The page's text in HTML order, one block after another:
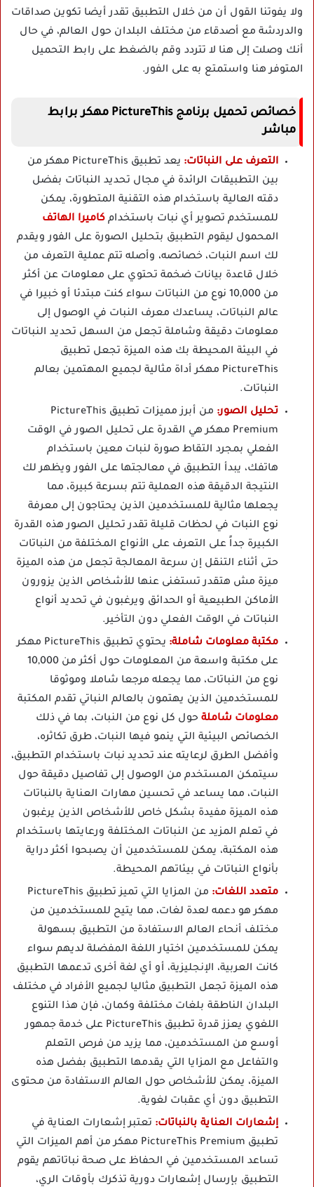
ولا يفوتنا القول أن من خلال التطبيق تقدر أيضا تكوين صداقات
والدردشة مع أصدقاء من مختلف البلدان حول العالم، في حال
أنك وصلت إلى هنا لا تتردد وقم بالضغط على رابط التحميل
المتوفر هنا واستمتع به على الفور.
خصائص تحميل برنامج PictureThis مهكر برابط
مباشر
التعرف على النباتات:
يعد تطبيق PictureThis مهكر من
بين التطبيقات الرائدة في مجال تحديد النباتات بفضل
دقته العالية باستخدام هذه التقنية المتطورة، يمكن
للمستخدم تصوير أي نبات باستخدام كاميرا الهاتف
المحمول ليقوم التطبيق بتحليل الصورة على الفور ويقدم
لك اسم النبات، خصائصه، وأصله تتم عملية التعرف من
خلال قاعدة بيانات ضخمة تحتوي على معلومات عن أكثر
من 10,000 نوع من النباتات سواء كنت مبتدئا أو خبيرا في
عالم النباتات، يساعدك معرف النبات في الوصول إلى
معلومات دقيقة وشاملة تجعل من السهل تحديد النباتات
في البيئة المحيطة بك هذه الميزة تجعل تطبيق
PictureThis مهكر أداة مثالية لجميع المهتمين بعالم
النباتات.
تحليل الصور:
من أبرز مميزات تطبيق PictureThis
Premium مهكر هي القدرة على تحليل الصور في الوقت
الفعلي بمجرد التقاط صورة لنبات معين باستخدام
هاتفك، يبدأ التطبيق في معالجتها على الفور ويظهر لك
النتيجة الدقيقة هذه العملية تتم بسرعة كبيرة، مما
يجعلها مثالية للمستخدمين الذين يحتاجون إلى معرفة
نوع النبات في لحظات قليلة تقدر تحليل الصور هذه القدرة
الكبيرة جداً على التعرف على الأنواع المختلفة من النباتات
حتى أثناء التنقل إن سرعة المعالجة تجعل من هذه الميزة
ميزة مش هتقدر تستغنى عنها للأشخاص الذين يزورون
الأماكن الطبيعية أو الحدائق ويرغبون في تحديد أنواع
النباتات في الوقت الفعلي دون التأخير.
مكتبة معلومات شاملة:
يحتوي تطبيق PictureThis مهكر
على مكتبة واسعة من المعلومات حول أكثر من 10,000
نوع من النباتات، مما يجعله مرجعا شاملا وموثوقا
للمستخدمين الذين يهتمون بالعالم النباتي تقدم المكتبة
معلومات شاملة حول كل نوع من النبات، بما في ذلك
الخصائص البيئية التي ينمو فيها النبات، طرق تكاثره،
وأفضل الطرق لرعايته عند تحديد نبات باستخدام التطبيق،
سيتمكن المستخدم من الوصول إلى تفاصيل دقيقة حول
النبات، مما يساعد في تحسين مهارات العناية بالنباتات
هذه الميزة مفيدة بشكل خاص للأشخاص الذين يرغبون
في تعلم المزيد عن النباتات المختلفة ورعايتها باستخدام
هذه المكتبة، يمكن للمستخدمين أن يصبحوا أكثر دراية
بأنواع النباتات في بيئاتهم المحيطة.
متعدد اللغات:
من المزايا التي تميز تطبيق PictureThis
مهكر هو دعمه لعدة لغات، مما يتيح للمستخدمين من
مختلف أنحاء العالم الاستفادة من التطبيق بسهولة
يمكن للمستخدمين اختيار اللغة المفضلة لديهم سواء
كانت العربية، الإنجليزية، أو أي لغة أخرى تدعمها التطبيق
هذه الميزة تجعل التطبيق مثاليا لجميع الأفراد في مختلف
البلدان الناطقة بلغات مختلفة وكمان، فإن هذا التنوع
اللغوي يعزز قدرة تطبيق PictureThis على خدمة جمهور
أوسع من المستخدمين، مما يزيد من فرص التعلم
والتفاعل مع المزايا التي يقدمها التطبيق بفضل هذه
الميزة، يمكن للأشخاص حول العالم الاستفادة من محتوى
التطبيق دون أي عقبات لغوية.
إشعارات العناية بالنباتات: تعتبر إشعارات العناية في
تطبيق PictureThis Premium مهكر من أهم الميزات التي
تساعد المستخدمين في الحفاظ على صحة نباتاتهم يقوم
التطبيق بإرسال إشعارات دورية تذكرك بأوقات الري،